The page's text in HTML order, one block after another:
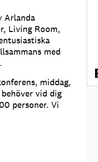
Arlanda
Living Room,
med
middag,
vid dig
personer. Vi